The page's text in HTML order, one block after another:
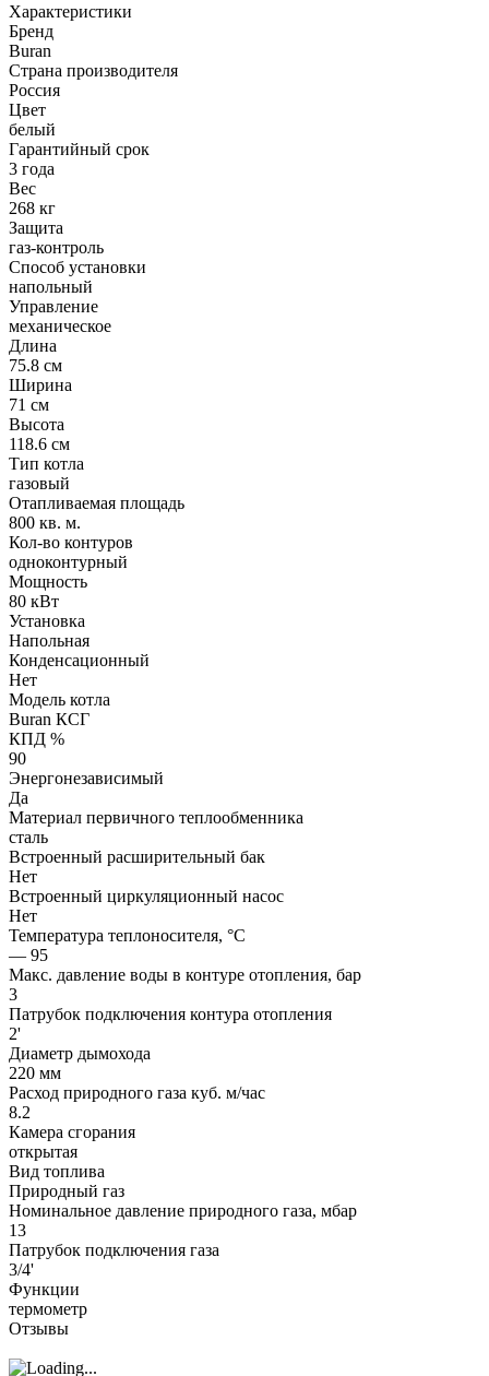
Характеристики
Бренд
Buran
Страна производителя
Россия
Цвет
белый
Гарантийный срок
3 года
Вес
268 кг
Защита
газ-контроль
Способ установки
напольный
Управление
механическое
Длина
75.8 см
Ширина
71 см
Высота
118.6 см
Тип котла
газовый
Отапливаемая площадь
800 кв. м.
Кол-во контуров
одноконтурный
Мощность
80 кВт
Установка
Напольная
Конденсационный
Нет
Модель котла
Buran КСГ
КПД %
90
Энергонезависимый
Да
Материал первичного теплообменника
сталь
Встроенный расширительный бак
Нет
Встроенный циркуляционный насос
Нет
Температура теплоносителя, °С
— 95
Макс. давление воды в контуре отопления, бар
3
Патрубок подключения контура отопления
2'
Диаметр дымохода
220 мм
Расход природного газа куб. м/час
8.2
Камера сгорания
открытая
Вид топлива
Природный газ
Номинальное давление природного газа, мбар
13
Патрубок подключения газа
3/4'
Функции
термометр
Отзывы